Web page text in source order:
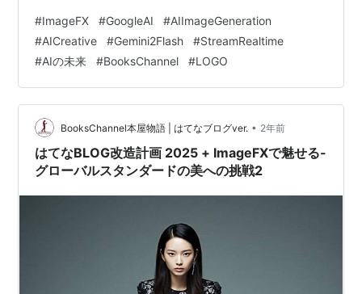
aistudio.google.com Books Channel "TEST LOGO
ALBUM" 作品001 作品002 作品003 作品004 作品005
作品006…
#ImageFX #GoogleAI #AIImageGeneration
#AICreative #Gemini2Flash #StreamRealtime
#AIの未来 #BooksChannel #LOGO
BooksChannel本屋物語 | はてなブログver. • 2年前
はてなBLOG改造計画 2025 + ImageFXで魅せる-
グローバルスタンダードの美への挑戦2